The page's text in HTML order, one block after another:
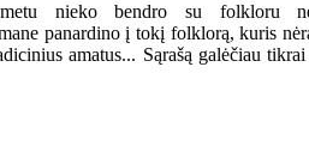
nieko bendro su folkloru
panardino į tokį folklorą, kuris
amatus... Sąrašą galėčiau